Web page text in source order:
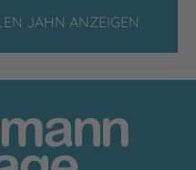
JAHN ANZEIGEN